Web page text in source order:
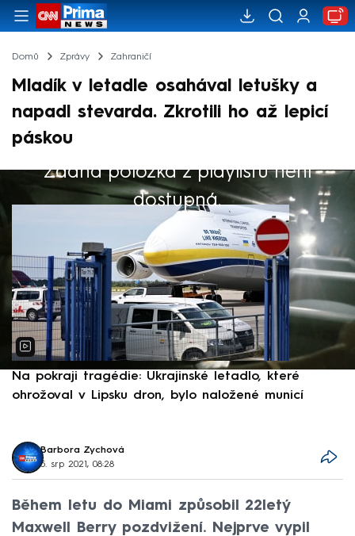
Domů Zprávy Zahraničí
Mladík v letadle osahával letušky a
napadl stevarda. Zkrotili ho až lepicí
páskou
Žádná položka z playlistu není
dostupná.
Výběr redakce
Na pokraji tragédie: Ukrajinské letadlo, které
ohrožoval v Lipsku dron, bylo naložené municí
Barbora Zychová
5. srp 2021, 08:28
Během letu do Miami způsobil 22letý
Maxwell Berry pozdvižení. Nejprve vypil